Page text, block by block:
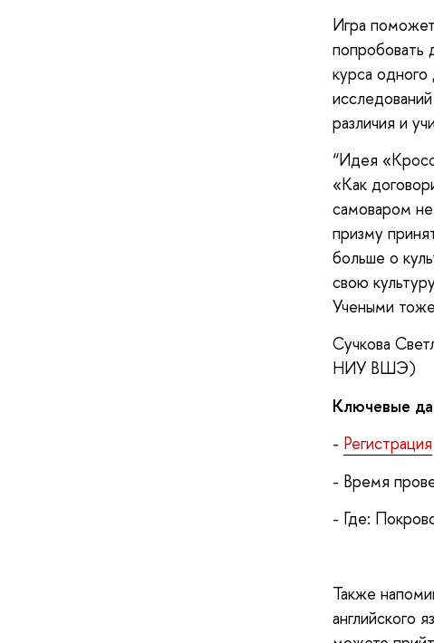
Игра
попробовать
курса
различия и
“Идея
«Как
самоваром
призму
больше о
свою
Учеными
Сучкова
НИУ ВШЭ)
Ключевые
- Регистрация
- Время
- Где:
Также
английского